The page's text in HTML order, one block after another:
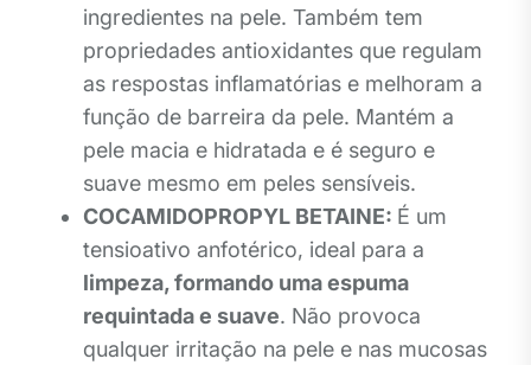
ingredientes na pele. Também tem
propriedades antioxidantes que regulam
as respostas inflamatórias e melhoram a
função de barreira da pele. Mantém a
pele macia e hidratada e é seguro e
suave mesmo em peles sensíveis.
COCAMIDOPROPYL BETAINE: É um
tensioativo anfotérico, ideal para a
limpeza, formando uma espuma
requintada e suave. Não provoca
qualquer irritação na pele e nas mucosas